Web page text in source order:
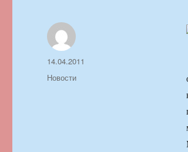
Автор
Опубликовано
14.04.2011
Рубрики
Новости